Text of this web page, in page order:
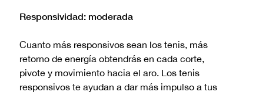
Responsividad: moderada
Cuanto más responsivos sean los tenis, más
retorno de energía obtendrás en cada corte,
pivote y movimiento hacia el aro. Los tenis
responsivos te ayudan a dar más impulso a tus